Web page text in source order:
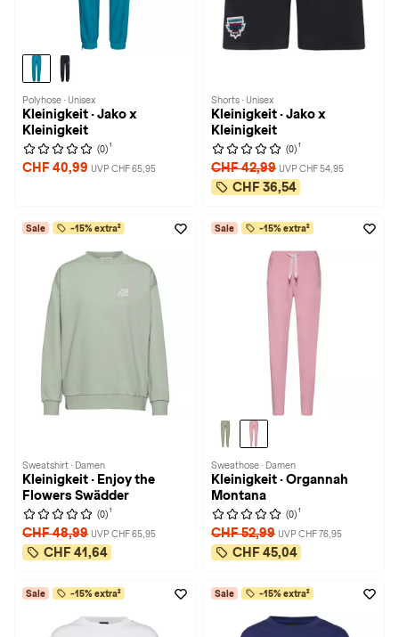
Polyhose · Unisex
Kleinigkeit · Jako x
Kleinigkeit
(0) 1
CHF 40,99 UVP CHF 65,95
Shorts · Unisex
Kleinigkeit · Jako x
Kleinigkeit
(0) 1
CHF 42,99 UVP CHF 54,95
CHF 36,54
Sale -15% extra²
Sweatshirt · Damen
Kleinigkeit · Enjoy the
Flowers Swädder
(0) 1
CHF 48,99 UVP CHF 65,95
CHF 41,64
Sale -15% extra²
Sweathose · Damen
Kleinigkeit · Organnah
Montana
(0) 1
CHF 52,99 UVP CHF 76,95
CHF 45,04
Sale -15% extra² Sale -15% extra²